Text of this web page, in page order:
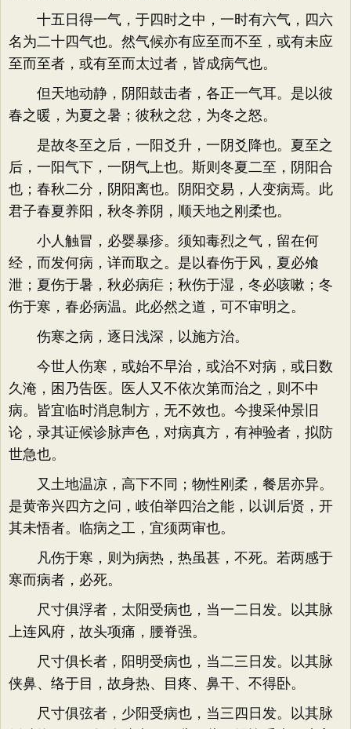
十五日得一气，于四时之中，一时有六气，四六
名为二十四气也。然气候亦有应至而不至，或有未应
至而至者，或有至而太过者，皆成病气也。
但天地动静，阴阳鼓击者，各正一气耳。是以彼
春之暖，为夏之暑；彼秋之忿，为冬之怒。
是故冬至之后，一阳爻升，一阴爻降也。夏至之
后，一阳气下，一阴气上也。斯则冬夏二至，阴阳合
也；春秋二分，阴阳离也。阴阳交易，人变病焉。此
君子春夏养阳，秋冬养阴，顺天地之刚柔也。
小人触冒，必婴暴疹。须知毒烈之气，留在何
经，而发何病，详而取之。是以春伤于风，夏必飧
泄；夏伤于暑，秋必病疟；秋伤于湿，冬必咳嗽；冬
伤于寒，春必病温。此必然之道，可不审明之。
伤寒之病，逐日浅深，以施方治。
今世人伤寒，或始不早治，或治不对病，或日数
久淹，困乃告医。医人又不依次第而治之，则不中
病。皆宜临时消息制方，无不效也。今搜采仲景旧
论，录其证候诊脉声色，对病真方，有神验者，拟防
世急也。
又土地温凉，高下不同；物性刚柔，餐居亦异。
是黄帝兴四方之问，岐伯举四治之能，以训后贤，开
其未悟者。临病之工，宜须两审也。
凡伤于寒，则为病热，热虽甚，不死。若两感于
寒而病者，必死。
尺寸俱浮者，太阳受病也，当一二日发。以其脉
上连风府，故头项痛，腰脊强。
尺寸俱长者，阳明受病也，当二三日发。以其脉
侠鼻、络于目，故身热、目疼、鼻干、不得卧。
尺寸俱弦者，少阳受病也，当三四日发。以其脉